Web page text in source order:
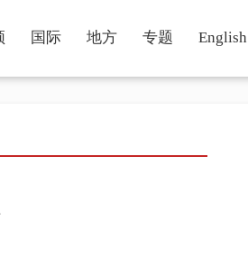
国际 地方 专题 English